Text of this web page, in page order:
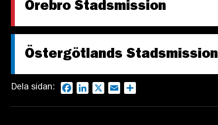
Örebro Stadsmission
Östergötlands Stadsmission
Dela sidan: FacebookLinkedIn Email